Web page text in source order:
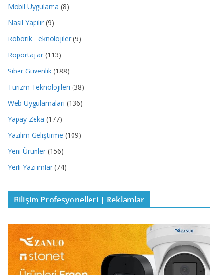
Mobil Uygulama (8)
Nasıl Yapılır (9)
Robotik Teknolojiler (9)
Röportajlar (113)
Siber Güvenlik (188)
Turizm Teknolojileri (38)
Web Uygulamaları (136)
Yapay Zeka (177)
Yazılım Geliştirme (109)
Yeni Ürünler (156)
Yerli Yazılımlar (74)
Bilişim Profesyonelleri | Reklamlar